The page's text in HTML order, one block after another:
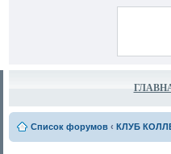
Список форумов ‹ КЛУБ